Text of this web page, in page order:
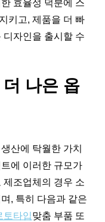
효율성 덕분에 스
키고, 제품을 더 빠
디자인을 출시할 수
나은 옵
산에 탁월한 가치
에 이러한 규모가
제조업체의 경우 소
, 특히 다음과 같은
토타입맞춤 부품 또